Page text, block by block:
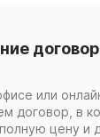
или
договор, в
цену и